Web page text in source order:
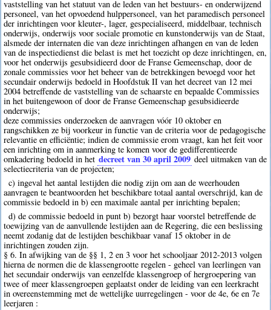
vaststelling van het statuut van de leden van het bestuurs- en onderwijzend
personeel, van het opvoedend hulppersoneel, van het paramedisch personeel
der inrichtingen voor kleuter-, lager, gespecialiseerd, middelbaar, technisch
onderwijs, onderwijs voor sociale promotie en kunstonderwijs van de Staat,
alsmede der internaten die van deze inrichtingen afhangen en van de leden
van de inspectiedienst die belast is met het toezicht op deze inrichtingen, en,
voor het onderwijs gesubsidieerd door de Franse Gemeenschap, door de
zonale commissies voor het beheer van de betrekkingen bevoegd voor het
secundair onderwijs bedoeld in Hoofdstuk II van het decreet van 12 mei
2004 betreffende de vaststelling van de schaarste en bepaalde Commissies
in het buitengewoon of door de Franse Gemeenschap gesubsidieerde
onderwijs;
deze commissies onderzoeken de aanvragen vóór 10 oktober en
rangschikken ze bij voorkeur in functie van de criteria voor de pedagogische
relevantie en efficiëntie; indien de commissie erom vraagt, kan het feit voor
een inrichting om in aanmerking te komen voor de gedifferentieerde
omkadering bedoeld in het decreet van 30 april 2009 deel uitmaken van de
selectiecriteria van de projecten;
c) ingeval het aantal lestijden die nodig zijn om aan de weerhouden
aanvragen te beantwoorden het beschikbare totaal aantal overschrijd, kan de
commissie bedoeld in b) een maximale aantal per inrichting bepalen;
d) de commissie bedoeld in punt b) bezorgt haar voorstel betreffende de
toewijzing van de aanvullende lestijden aan de Regering, die een beslissing
neemt zodanig dat de lestijden beschikbaar vanaf 15 oktober in de
inrichtingen zouden zijn.
§ 6. In afwijking van de §§ 1, 2 en 3 voor het schooljaar 2012-2013 volgen
hierna de normen die de klassengrootte regelen - geheel van leerlingen van
het secundair onderwijs van eenzelfde klassengroep of hergroepering van
twee of meer klassengroepen geplaatst onder de leiding van een leerkracht
in overeenstemming met de wettelijke uurregelingen - voor de 4e, 6e en 7e
leerjaren :